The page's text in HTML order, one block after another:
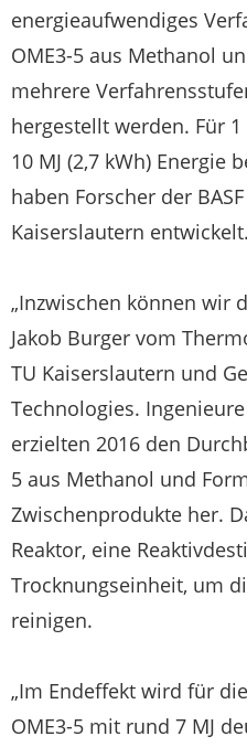
energieaufwendiges
OME3-5 aus Methanol
mehrere
hergestellt werden. Für
10 MJ (2,7 kWh) Energie
haben Forscher der
Kaiserslautern entwickelt.
„Inzwischen können wir
Jakob Burger vom
TU Kaiserslautern und
Technologies.
erzielten 2016 den
5 aus Methanol und
Zwischenprodukte her.
Reaktor, eine
Trocknungseinheit, um
reinigen.
„Im Endeffekt wird für
OME3-5 mit rund 7 MJ